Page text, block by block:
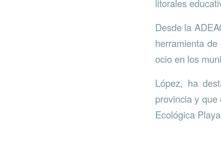
litorales
Desde la
herramienta
ocio en los
López, ha
provincia y
Ecológica